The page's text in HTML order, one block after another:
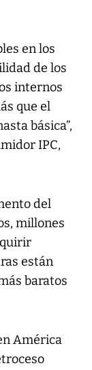
en los
de los
internos
que el
básica”,
IPC,
del
millones
están
baratos
América